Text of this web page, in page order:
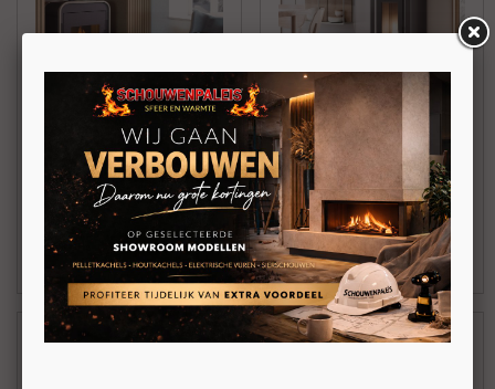
Cadel Frame 9 Up
Vrijstaande lage
pelletkachel 9,3kW
Geïntegreerde
concentrische
bovenaansluiting
BEKIJKEN
Cadel Prince 11
Vrijstaande
pelletkachel 10,5kW
BEKIJKEN